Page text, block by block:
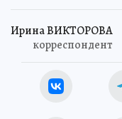
Ирина ВИКТОРОВА
корреспондент